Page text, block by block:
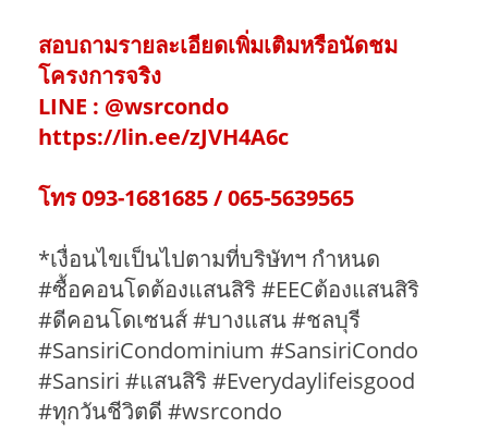
สอบถามรายละเอียดเพิ่มเติมหรือนัดชม
โครงการจริง
LINE : @wsrcondo
https://lin.ee/zJVH4A6c
โทร 093-1681685 / 065-5639565
*เงื่อนไขเป็นไปตามที่บริษัทฯ กำหนด
#ซื้อคอนโดต้องแสนสิริ #EECต้องแสนสิริ
#ดีคอนโดเซนส์ #บางแสน #ชลบุรี
#SansiriCondominium #SansiriCondo
#Sansiri #แสนสิริ #Everydaylifeisgood
#ทุกวันชีวิตดี #wsrcondo